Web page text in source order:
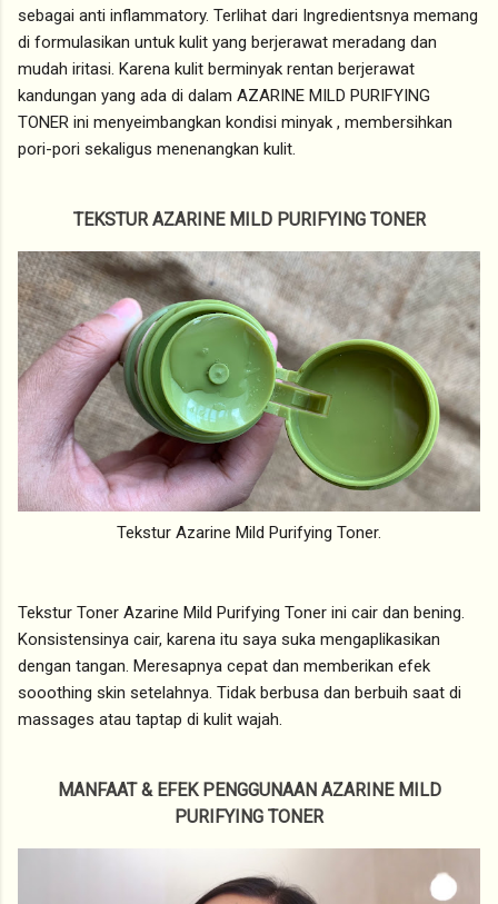
sebagai anti inflammatory. Terlihat dari Ingredientsnya memang
di formulasikan untuk kulit yang berjerawat meradang dan
mudah iritasi. Karena kulit berminyak rentan berjerawat
kandungan yang ada di dalam AZARINE MILD PURIFYING
TONER ini menyeimbangkan kondisi minyak , membersihkan
pori-pori sekaligus menenangkan kulit.
TEKSTUR AZARINE MILD PURIFYING TONER
Tekstur Azarine Mild Purifying Toner.
Tekstur Toner Azarine Mild Purifying Toner ini cair dan bening.
Konsistensinya cair, karena itu saya suka mengaplikasikan
dengan tangan. Meresapnya cepat dan memberikan efek
sooothing skin setelahnya. Tidak berbusa dan berbuih saat di
massages atau taptap di kulit wajah.
MANFAAT & EFEK PENGGUNAAN AZARINE MILD
PURIFYING TONER